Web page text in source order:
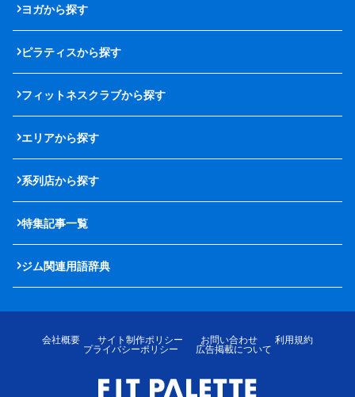
ヨガから探す
ピラティスから探す
フィットネスクラブから探す
エリアから探す
系列店から探す
特集記事一覧
ジム関連用語辞典
会社概要 サイト制作ポリシー お問い合わせ
利用規約
プライバシーポリシー
広告掲載について